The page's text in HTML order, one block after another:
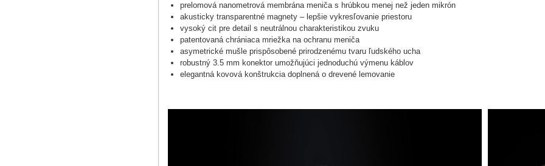
prelomová nanometrová membrána meniča s hrúbkou menej než jeden mikrón
akusticky transparentné magnety – lepšie vykresľovanie priestoru
vysoký cit pre detail s neutrálnou charakteristikou zvuku
patentovaná chrániaca mriežka na ochranu meniča
asymetrické mušle prispôsobené prirodzenému tvaru ľudského ucha
robustný 3.5 mm konektor umožňujúci jednoduchú výmenu káblov
elegantná kovová konštrukcia doplnená o drevené lemovanie